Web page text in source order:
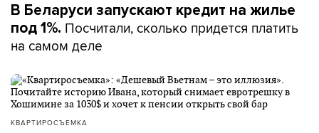
В Беларуси запускают кредит на жилье
под 1%. Посчитали, сколько придется платить
на самом деле
КВАРТИРОСЪЕМКА